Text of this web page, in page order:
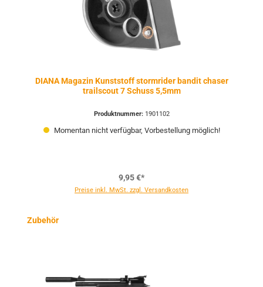
DIANA Magazin Kunststoff stormrider bandit chaser
trailscout 7 Schuss 5,5mm
Produktnummer: 1901102
Momentan nicht verfügbar, Vorbestellung möglich!
9,95 €*
Preise inkl. MwSt. zzgl. Versandkosten
Produktgalerie überspringen
Zubehör